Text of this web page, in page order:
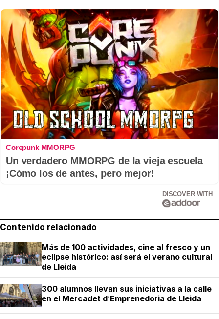
Corepunk MMORPG
Un verdadero MMORPG de la vieja escuela
¡Cómo los de antes, pero mejor!
DISCOVER WITH
Contenido relacionado
Más de 100 actividades, cine al fresco y un
eclipse histórico: así será el verano cultural
de Lleida
300 alumnos llevan sus iniciativas a la calle
en el Mercadet d’Emprenedoria de Lleida